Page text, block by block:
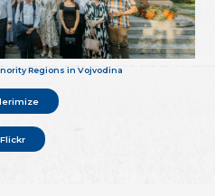
Regions in Vojvodina
Flickr